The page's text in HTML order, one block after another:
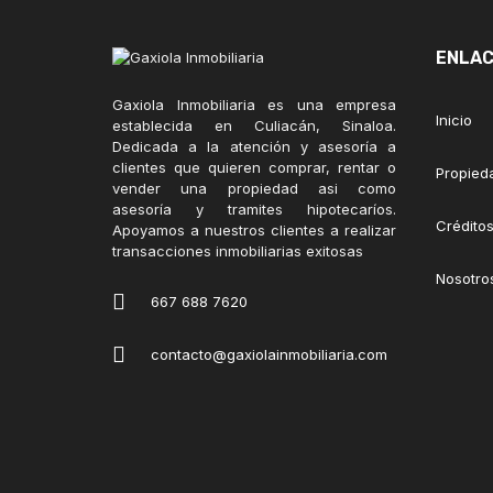
Gaxiola Inmobiliaria es una empresa
establecida en Culiacán, Sinaloa.
Dedicada a la atención y asesoría a
clientes que quieren comprar, rentar o
vender una propiedad asi como
asesoría y tramites hipotecaríos.
Apoyamos a nuestros clientes a realizar
transacciones inmobiliarias exitosas
667 688 7620
contacto@gaxiolainmobiliaria.com
Inicio